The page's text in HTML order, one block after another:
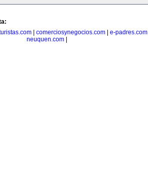
comerciosynegocios.com e-padres.com
neuquen.com|